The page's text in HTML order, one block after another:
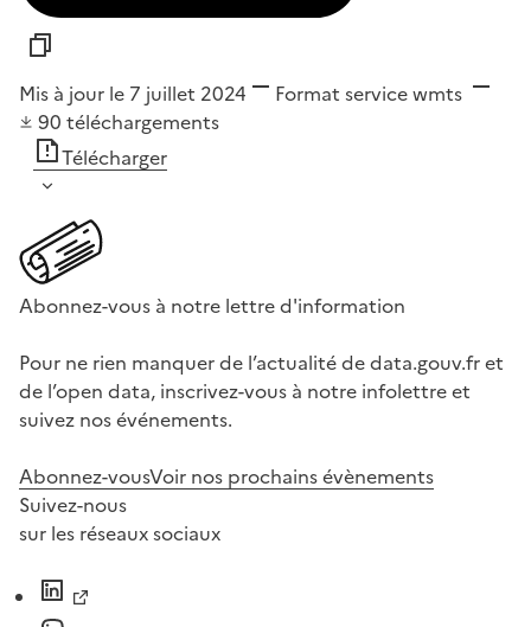
Mis à jour le 7 juillet 2024 Format service wmts
90 téléchargements
Télécharger
Abonnez-vous à notre lettre d'information
Pour ne rien manquer de l’actualité de data.gouv.fr et
de l’open data, inscrivez-vous à notre infolettre et
suivez nos événements.
Abonnez-vousVoir nos prochains évènements
Suivez-nous
sur les réseaux sociaux